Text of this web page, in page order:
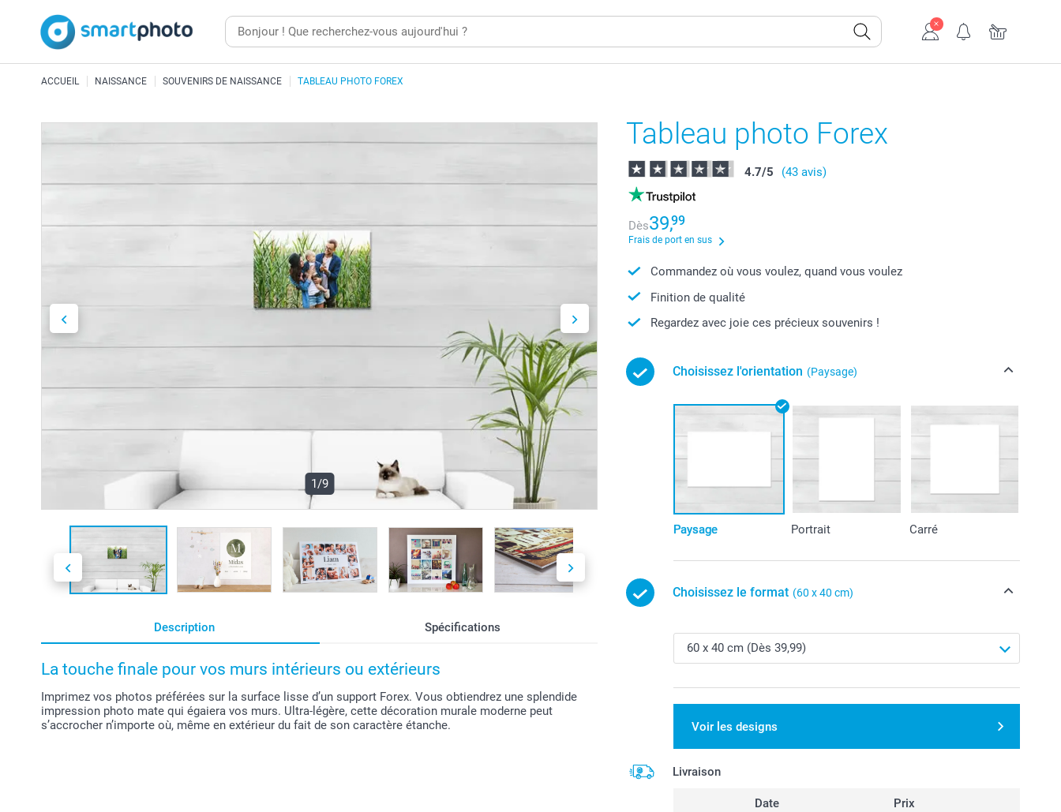
ACCUEIL NAISSANCE SOUVENIRS DE NAISSANCE TABLEAU PHOTO FOREX
1/9
Description Spécifications
La touche finale pour vos murs intérieurs ou extérieurs
Imprimez vos photos préférées sur la surface lisse d’un support Forex. Vous obtiendrez une splendide
impression photo mate qui égaiera vos murs. Ultra-légère, cette décoration murale moderne peut
s’accrocher n’importe où, même en extérieur du fait de son caractère étanche.
Tableau photo Forex
4.7/5 (43 avis)
Dès39,99
Frais de port en sus
Commandez où vous voulez, quand vous voulez
Finition de qualité
Regardez avec joie ces précieux souvenirs !
Choisissez l'orientation (Paysage)
Paysage Portrait Carré
Choisissez le format (60 x 40 cm)
Voir les designs
Livraison
Date Prix